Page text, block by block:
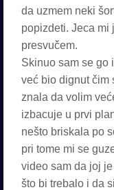
da uzmem neki
popizdeti. Jeca mi
presvučem.
Skinuo sam se go
već bio dignut čim
znala da volim
izbacuje u prvi
nešto briskala po
pri tome mi se
video sam da joj
što bi trebalo i da